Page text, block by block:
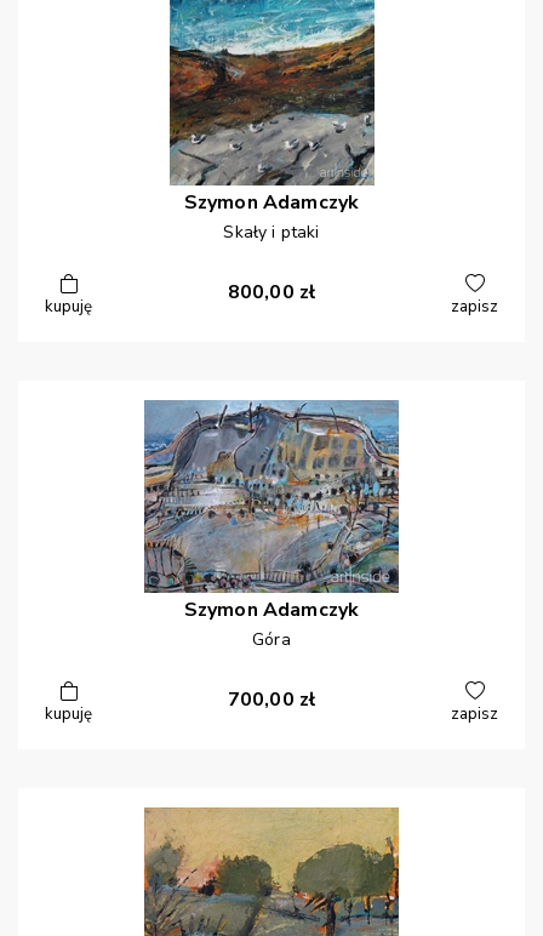
Szymon Adamczyk
Skały i ptaki
kupuję
800,00 zł
zapisz
Szymon Adamczyk
Góra
kupuję
700,00 zł
zapisz